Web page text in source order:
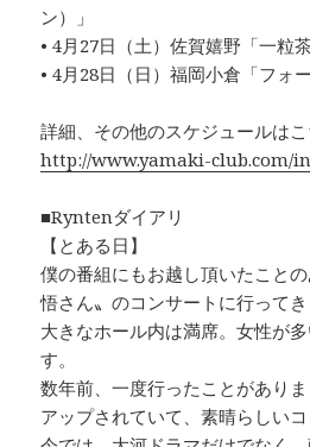
ン）」
• 4月27日（土）佐賀嬉野「一粒
• 4月28日（日）福岡小倉「フォ
詳細、その他のスケジュールは
http://www.yamaki-club.com/
■Ryntenダイアリ
【とある日】
僕の番組にもお越し頂いたこと
悟さん〟のコンサートに行ってき
大きなホール内は満席。女性が
す。
数年前、一度行ったことがあり
アップされていて、素晴らしいコ